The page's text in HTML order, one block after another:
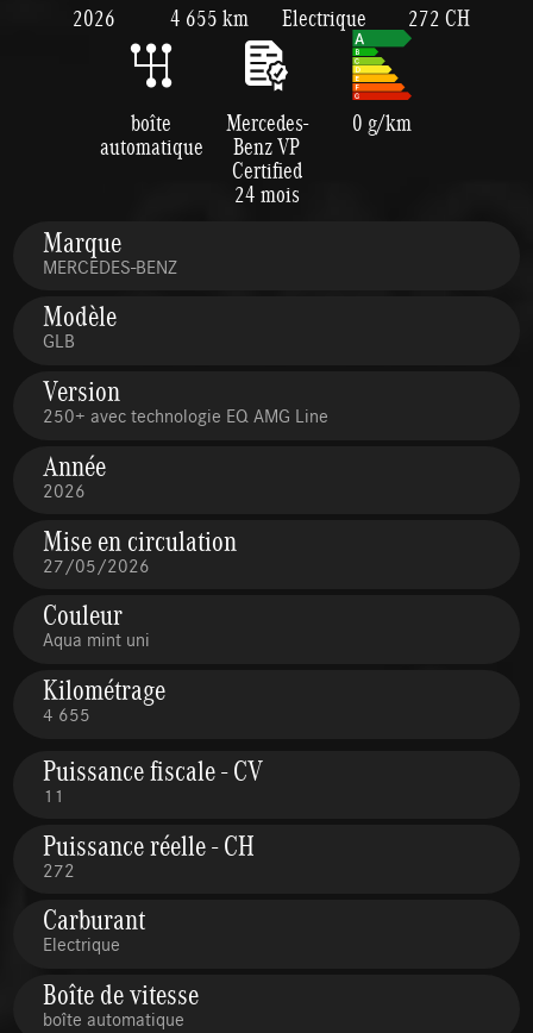
2026 4 655 km Electrique 272 CH
boîte
automatique
Mercedes-
Benz VP
Certified
24 mois
0 g/km
Marque
MERCEDES-BENZ
Modèle
GLB
Version
250+ avec technologie EQ AMG Line
Année
2026
Mise en circulation
27/05/2026
Couleur
Aqua mint uni
Kilométrage
4 655
Puissance fiscale - CV
11
Puissance réelle - CH
272
Carburant
Electrique
Boîte de vitesse
boîte automatique